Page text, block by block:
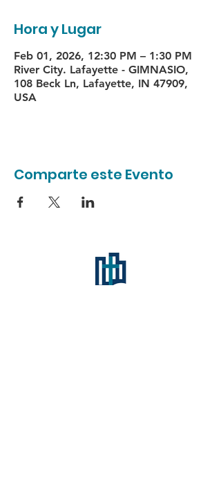
Hora y Lugar
Feb 01, 2026, 12:30 PM – 1:30 PM
River City. Lafayette - GIMNASIO,
108 Beck Ln, Lafayette, IN 47909,
USA
Comparte este Evento